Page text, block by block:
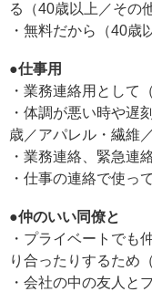
る（40歳以上／その
・無料だから（40歳
●仕事用
・業務連絡用として
・体調が悪い時や遅
歳／アパレル・繊維
・業務連絡、緊急連
・仕事の連絡で使っ
●仲のいい同僚と
・プライベートでも
り合ったりするため
・会社の中の友人と